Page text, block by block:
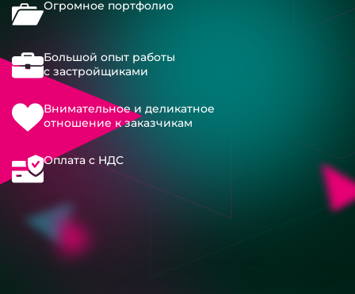
Огромное портфолио
Большой опыт работы
с застройщиками
Внимательное и деликатное
отношение к заказчикам
Оплата с НДС